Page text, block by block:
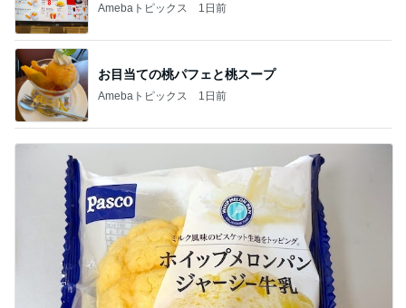
Amebaトピックス 1日前
お目当ての桃パフェと桃スープ
Amebaトピックス 1日前